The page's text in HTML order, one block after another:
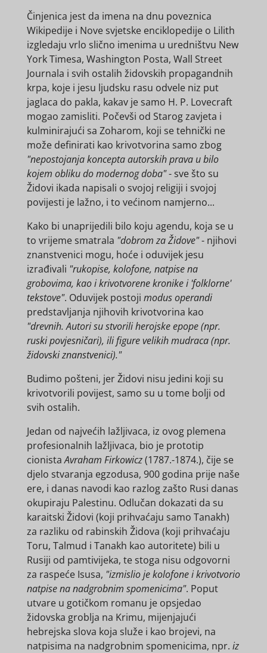
Činjenica jest da imena na dnu poveznica
Wikipedije i Nove svjetske enciklopedije o Lilith
izgledaju vrlo slično imenima u uredništvu New
York Timesa, Washington Posta, Wall Street
Journala i svih ostalih židovskih propagandnih
krpa, koje i jesu ljudsku rasu odvele niz put
jaglaca do pakla, kakav je samo H. P. Lovecraft
mogao zamisliti. Počevši od Starog zavjeta i
kulminirajući sa Zoharom, koji se tehnički ne
može definirati kao krivotvorina samo zbog
"nepostojanja koncepta autorskih prava u bilo
kojem obliku do modernog doba"- sve što su
Židovi ikada napisali o svojoj religiji i svojoj
povijesti je lažno, i to većinom namjerno...
Kako bi unaprijedili bilo koju agendu, koja se u
to vrijeme smatrala "dobrom za Židove"- njihovi
znanstvenici mogu, hoće i oduvijek jesu
izrađivali "rukopise, kolofone, natpise na
grobovima, kao i krivotvorene kronike i 'folklorne'
tekstove". Oduvijek postoji modus operandi
predstavljanja njihovih krivotvorina kao
"drevnih. Autori su stvorili herojske epope (npr.
ruski povjesničari), ili figure velikih mudraca (npr.
židovski znanstvenici)."
Budimo pošteni, jer Židovi nisu jedini koji su
krivotvorili povijest, samo su u tome bolji od
svih ostalih.
Jedan od najvećih lažljivaca, iz ovog plemena
profesionalnih lažljivaca, bio je prototip
cionistaAvraham Firkowicz(1787.-1874.), čije se
djelo stvaranja egzodusa, 900 godina prije naše
ere, i danas navodi kao razlog zašto Rusi danas
okupiraju Palestinu. Odlučan dokazati da su
karaitski Židovi (koji prihvaćaju samo Tanakh)
za razliku od rabinskih Židova (koji prihvaćaju
Toru, Talmud i Tanakh kao autoritete) bili u
Rusiji od pamtivijeka, te stoga nisu odgovorni
za raspeće Isusa, "izmislio je kolofone i krivotvorio
natpise na nadgrobnim spomenicima". Poput
utvare u gotičkom romanu je opsjedao
židovska groblja na Krimu, mijenjajući
hebrejska slova koja služe i kao brojevi, na
natpisima na nadgrobnim spomenicima, npr. iz